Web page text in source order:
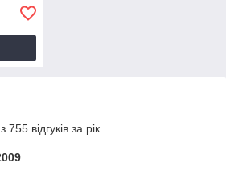
відгуків за рік